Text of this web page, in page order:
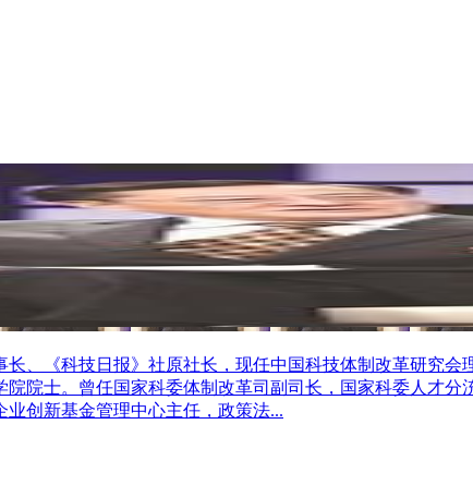
、《科技日报》社原社长，现任中国科技体制改革研究
院士。曾任国家科委体制改革司副司长，国家科委人才
创新基金管理中心主任，政策法...